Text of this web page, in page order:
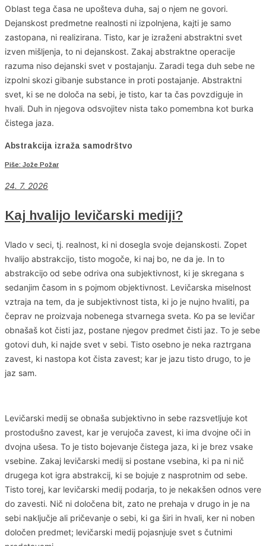
Oblast tega časa ne upošteva duha, saj o njem ne govori.
Dejanskost predmetne realnosti ni izpolnjena, kajti je samo
zastopana, ni realizirana. Tisto, kar je izraženi abstraktni svet
izven mišljenja, to ni dejanskost. Zakaj abstraktne operacije
razuma niso dejanski svet v postajanju. Zaradi tega duh sebe ne
izpolni skozi gibanje substance in proti postajanje. Abstraktni
svet, ki se ne določa na sebi, je tisto, kar ta čas povzdiguje in
hvali. Duh in njegova odsvojitev nista tako pomembna kot burka
čistega jaza.
Abstrakcija izraža samodrštvo
Piše: Jože Požar
24. 7. 2026
Kaj hvalijo levičarski mediji?
Vlado v seci, tj. realnost, ki ni dosegla svoje dejanskosti. Zopet
hvalijo abstrakcijo, tisto mogoče, ki naj bo, ne da je. In to
abstrakcijo od sebe odriva ona subjektivnost, ki je skregana s
sedanjim časom in s pojmom objektivnost. Levičarska miselnost
vztraja na tem, da je subjektivnost tista, ki jo je nujno hvaliti, pa
čeprav ne proizvaja nobenega stvarnega sveta. Ko pa se levičar
obnašaš kot čisti jaz, postane njegov predmet čisti jaz. To je sebe
gotovi duh, ki najde svet v sebi. Tisto osebno je neka raztrgana
zavest, ki nastopa kot čista zavest; kar je jazu tisto drugo, to je
jaz sam.
Levičarski medij se obnaša subjektivno in sebe razsvetljuje kot
prostodušno zavest, kar je verujoča zavest, ki ima dvojne oči in
dvojna ušesa. To je tisto bojevanje čistega jaza, ki je brez vsake
vsebine. Zakaj levičarski medij si postane vsebina, ki pa ni nič
drugega kot igra abstrakcij, ki se bojuje z nasprotnim od sebe.
Tisto torej, kar levičarski medij podarja, to je nekakšen odnos vere
do zavesti. Nič ni določena bit, zato ne prehaja v drugo in je na
sebi naključje ali pričevanje o sebi, ki ga širi in hvali, ker ni noben
določen predmet; levičarski medij pojasnjuje svet s čutnimi